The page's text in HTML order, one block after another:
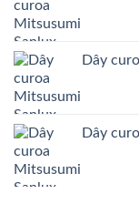
Dây
Dây